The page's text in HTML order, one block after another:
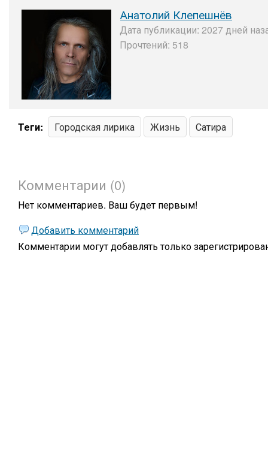
Анатолий Клепешнёв
Дата публикации: 2027 дней
Прочтений: 518
Теги: Городская лирика Жизнь Сатира
Комментарии (0)
Нет комментариев. Ваш будет первым!
Добавить комментарий
Комментарии могут добавлять только